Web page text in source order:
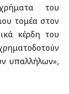
του
τομέα στον
κέρδη του
υπαλλήλων»,